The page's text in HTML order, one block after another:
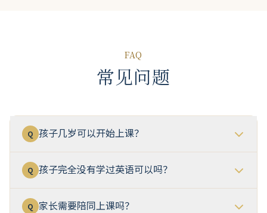
FAQ
常见问题
Q 孩子几岁可以开始上课？
Q 孩子完全没有学过英语可以吗？
Q 家长需要陪同上课吗？